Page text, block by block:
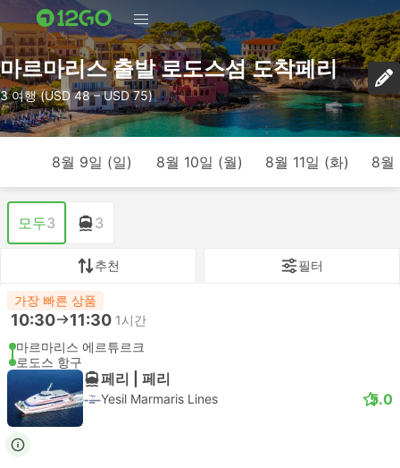
마르마리스 출발 로도스섬 도착페리
3 여행 (USD 48 – USD 75)
8월 9일 (일) 8월 10일 (월) 8월 11일 (화) 8월
모두3 3
추천 필터
가장 빠른 상품
10:30 11:30 1시간
마르마리스 에르튜르크
로도스 항구
페리 | 페리
Yesil Marmaris Lines 5.0